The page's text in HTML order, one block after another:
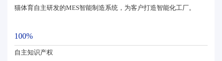
猫体育自主研发的MES智能制造系统，为客户打造智能化工厂。
100%
自主知识产权